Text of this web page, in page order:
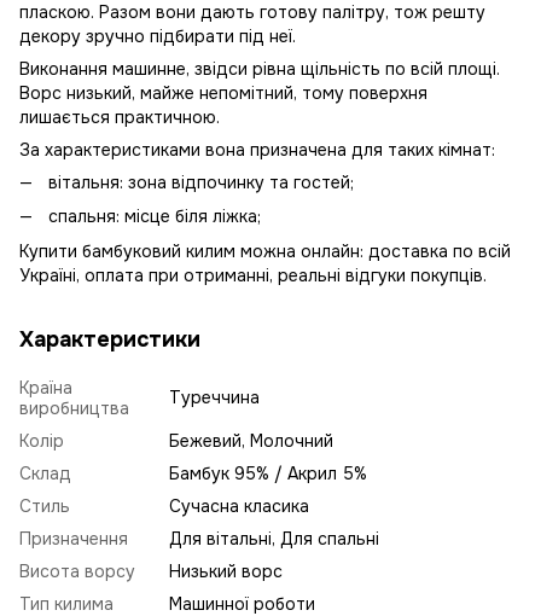
пласкою. Разом вони дають готову палітру, тож решту
декору зручно підбирати під неї.
Виконання машинне, звідси рівна щільність по всій площі.
Ворс низький, майже непомітний, тому поверхня
лишається практичною.
За характеристиками вона призначена для таких кімнат:
вітальня: зона відпочинку та гостей;
спальня: місце біля ліжка;
Купити бамбуковий килим можна онлайн: доставка по всій
Україні, оплата при отриманні, реальні відгуки покупців.
Характеристики
Країна
виробництва
Туреччина
Колір
Бежевий, Молочний
Склад
Бамбук 95% / Акрил 5%
Стиль
Сучасна класика
Призначення
Для вітальні, Для спальні
Висота ворсу
Низький ворс
Тип килима
Машинної роботи